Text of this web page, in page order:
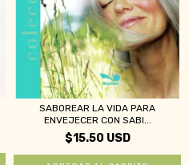
SABOREAR LA VIDA PARA
ENVEJECER CON SABI...
$15.50 USD